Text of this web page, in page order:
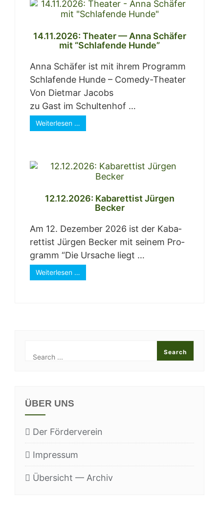
14.11.2026: Thea­ter — Anna Schä­fer
mit “Schla­fen­de Hunde”
Anna Schä­fer ist mit ihrem Pro­gramm
Schla­fen­de Hun­de – Come­dy-Thea­ter
Von Diet­mar Jacobs
zu Gast im Schul­ten­hof …
Wei­ter­le­sen …
12.12.2026: Kaba­ret­tist Jür­gen
Becker
Am 12. Dezem­ber 2026 ist der Kaba­
ret­tist Jür­gen Becker mit sei­nem Pro­
gramm “Die Ursa­che liegt …
Wei­ter­le­sen …
ÜBER UNS
Der För­der­ver­ein
Impres­sum
Über­sicht — Archiv